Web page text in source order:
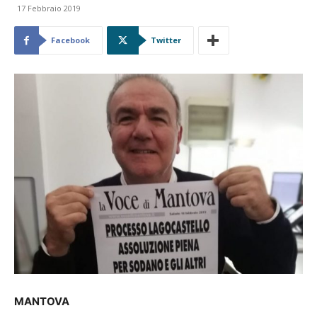
17 Febbraio 2019
Facebook Twitter
MANTOVA